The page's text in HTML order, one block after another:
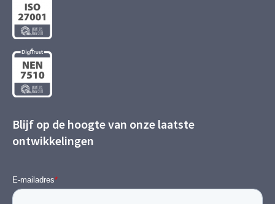
Blijf op de hoogte van onze laatste
ontwikkelingen